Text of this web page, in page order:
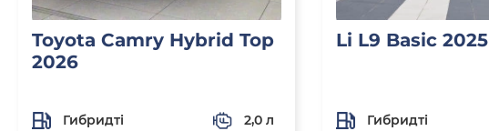
Toyota Camry Hybrid Top
2026
Гибридті
2,0 л
Li L9 Basic 2025
Гибридті